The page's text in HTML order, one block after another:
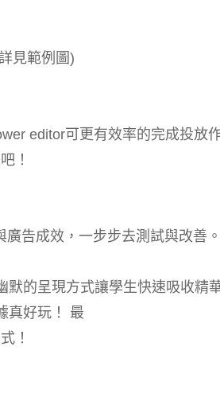
見範例圖)
editor可更有效率的完成投放
！
廣告成效，一步步去測試與改善
默的呈現方式讓學生快速吸收精
真好玩！ 最
！